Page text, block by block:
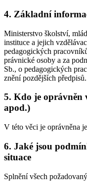
4. Základní
Ministerstvo školství,
instituce a jejich
pedagogických
právnické osoby a za
Sb., o pedagogických
znění pozdějších předpisů.
5. Kdo je oprávněn
apod.)
V této věci je oprávněna
6. Jaké jsou
situace
Splnění všech